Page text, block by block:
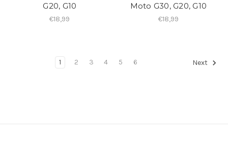
G20, G10
€18,99
Moto G30, G20, G10
€18,99
1 2 3 4 5 6 Next